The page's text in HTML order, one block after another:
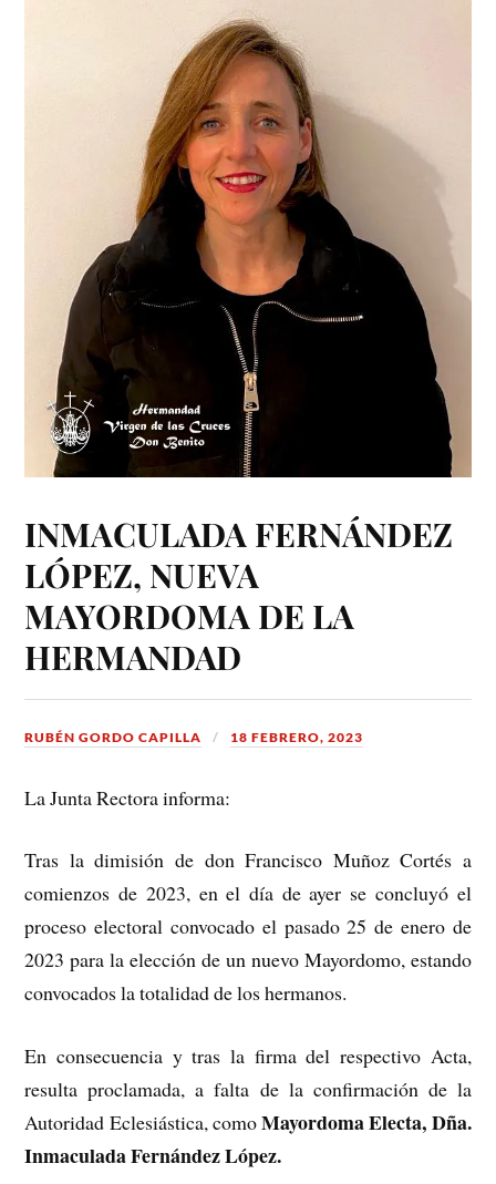
INMACULADA FERNÁNDEZ
LÓPEZ, NUEVA
MAYORDOMA DE LA
HERMANDAD
RUBÉN GORDO CAPILLA 18 FEBRERO, 2023
La Junta Rectora informa:
Tras la dimisión de don Francisco Muñoz Cortés a
comienzos de 2023, en el día de ayer se concluyó el
proceso electoral convocado el pasado 25 de enero de
2023 para la elección de un nuevo Mayordomo, estando
convocados la totalidad de los hermanos.
En consecuencia y tras la firma del respectivo Acta,
resulta proclamada, a falta de la confirmación de la
Autoridad Eclesiástica, comoMayordoma Electa, Dña.
Inmaculada Fernández López.